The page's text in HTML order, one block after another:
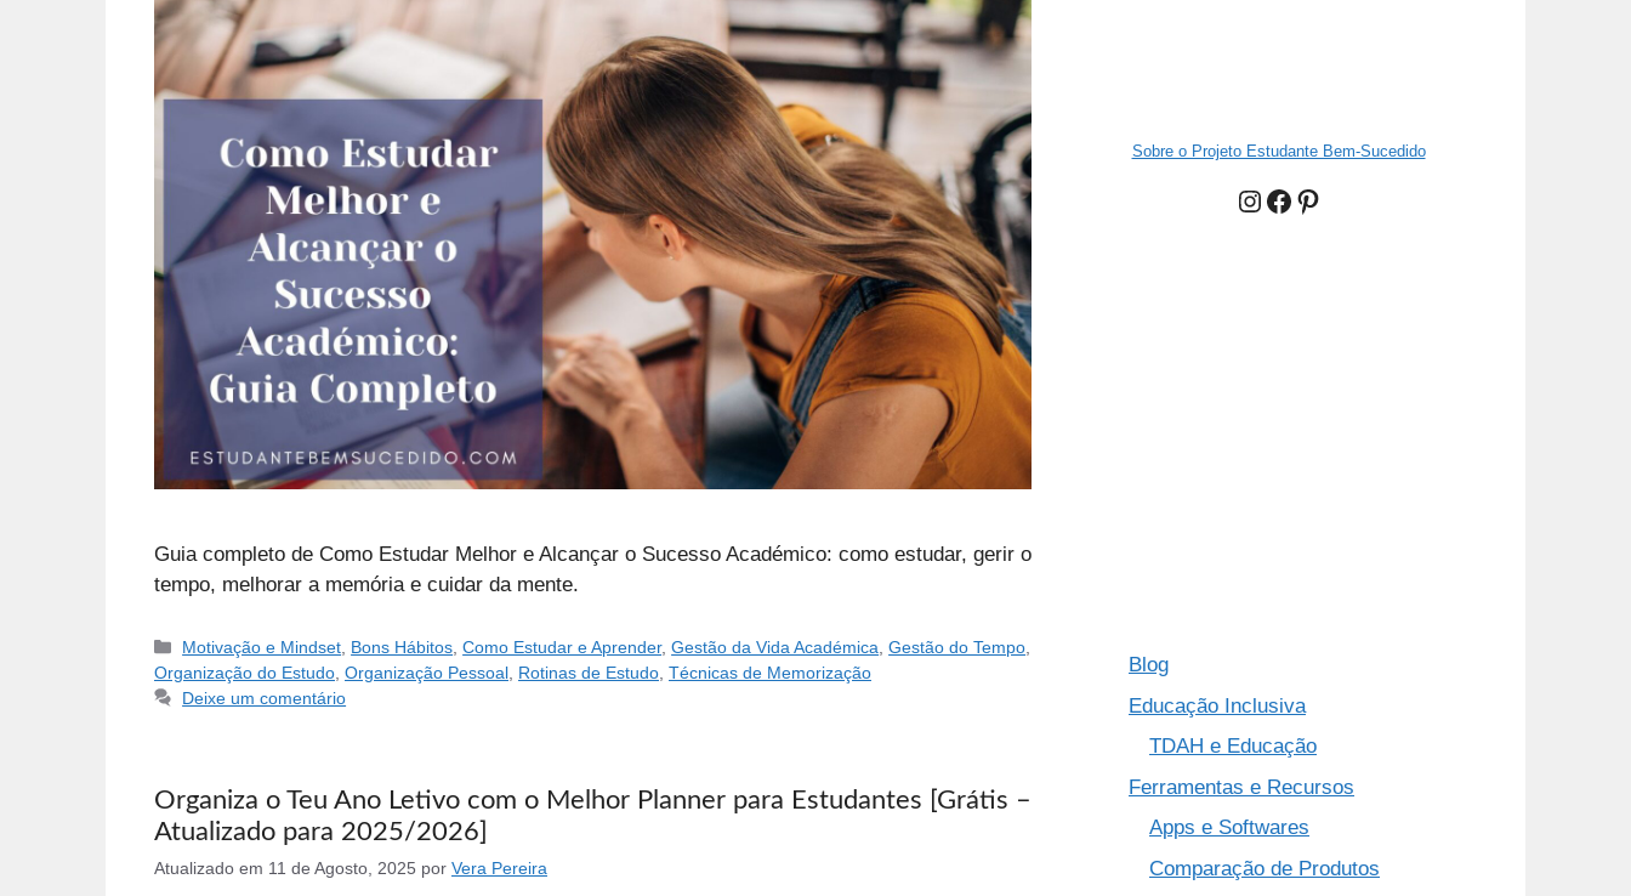
Guia completo de Como Estudar Melhor e Alcançar o Sucesso Académico: como estudar, gerir o
tempo, melhorar a memória e cuidar da mente.
Categorias
Motivação e Mindset Bons Hábitos ,Como Estudar e Aprender,Gestão da Vida Académica ,Gestão do Tempo
Organização do Estudo Organização Pessoal Rotinas de Estudo Técnicas de Memorização
Deixe um comentário
Organiza o Teu Ano Letivo com o Melhor Planner para Estudantes [Grátis –
Atualizado para 2025/2026]
Atualizado em 11 de Agosto, 2025 por Vera Pereira
Sobre o Projeto Estudante Bem-Sucedido
Instagram
Facebook
Pinterest
Blog
Educação Inclusiva
TDAH e Educação
Ferramentas e Recursos
Apps e Softwares
Comparação de Produtos